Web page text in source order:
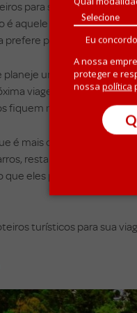
Eu
A nossa
proteger e
nossa política
para se fazer em
é aquele que todos se
prefere praia, não é
planeje um roteiro juntos,
viagem, ser em outro,
fiquem marcados na
é mais organizado e
restaurantes ou
que eles podem fazer para
turísticos para sua